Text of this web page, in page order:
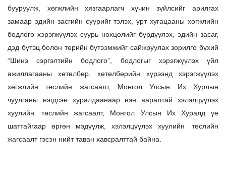
бууруулж, хөгжлийн хязгаарлагч хүчин зүйлсийг арилгах
замаар эдийн засгийн суурийг тэлэх, урт хугацааны хөгжлийн
бодлого хэрэгжүүлэх суурь нөхцөлийг бүрдүүлэх, эдийн засаг,
дэд бүтэц болон төрийн бүтээмжийг сайжруулах зорилго бүхий
“Шинэ сэргэлтийн бодлого”, бодлогыг хэрэгжүүлэх үйл
ажиллагааны хөтөлбөр, хөтөлбөрийн хүрээнд хэрэгжүүлэх
хөгжлийн төслийн жагсаалт, Монгол Улсын Их Хурлын
чуулганы нэгдсэн хуралдаанаар нэн яаралтай хэлэлцүүлэх
хуулийн төслийн жагсаалт, Монгол Улсын Их Хуралд үе
шаттайгаар өргөн мэдүүлж, хэлэлцүүлэх хуулийн төслийн
жагсаалт гэсэн нийт таван хавсралттай байна.